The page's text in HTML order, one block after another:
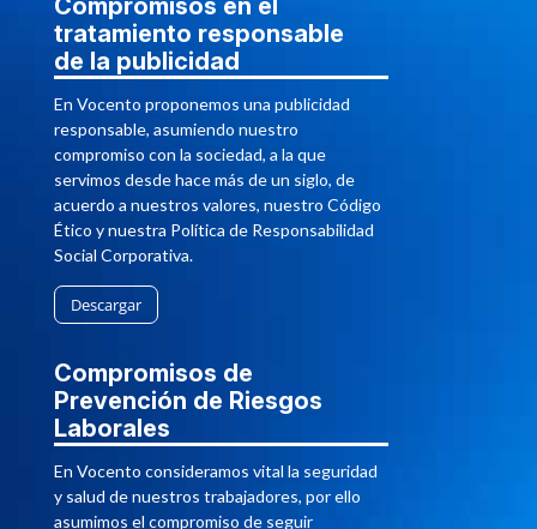
Compromisos en el
tratamiento responsable
de la publicidad
En Vocento proponemos una publicidad
responsable, asumiendo nuestro
compromiso con la sociedad, a la que
servimos desde hace más de un siglo, de
acuerdo a nuestros valores, nuestro Código
Ético y nuestra Política de Responsabilidad
Social Corporativa.
Descargar
Compromisos de
Prevención de Riesgos
Laborales
En Vocento consideramos vital la seguridad
y salud de nuestros trabajadores, por ello
asumimos el compromiso de seguir